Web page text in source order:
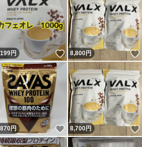
ね！
円 いいね！
8,800円
ね！
円 いいね！
8,700円